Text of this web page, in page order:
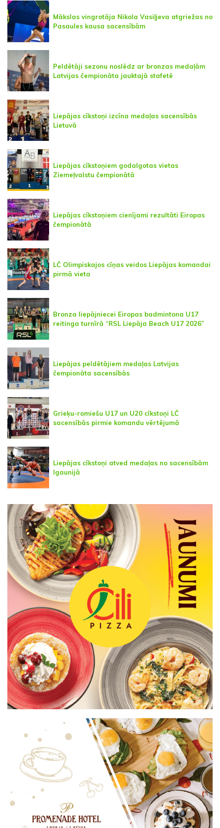
Mākslas vingrotāja Nikola Vasiļjeva atgriežas no
Pasaules kausa sacensībām
Peldētāji sezonu noslēdz ar bronzas medaļām
Latvijas čempionāta jauktajā stafetē
Liepājas cīkstoņi izcīna medaļas sacensībās
Lietuvā
Liepājas cīkstoņiem godalgotas vietas
Ziemeļvalstu čempionātā
Liepājas cīkstoņiem cienījami rezultāti Eiropas
čempionātā
LČ Olimpiskajos cīņas veidos Liepājas komandai
pirmā vieta
Bronza liepājniecei Eiropas badmintona U17
reitinga turnīrā “RSL Liepāja Beach U17 2026”
Liepājas peldētājiem medaļas Latvijas
čempionāta sacensībās
Grieķu-romiešu U17 un U20 cīkstoņi LČ
sacensībās pirmie komandu vērtējumā
Liepājas cīkstoņi atved medaļas no sacensībām
Igaunijā